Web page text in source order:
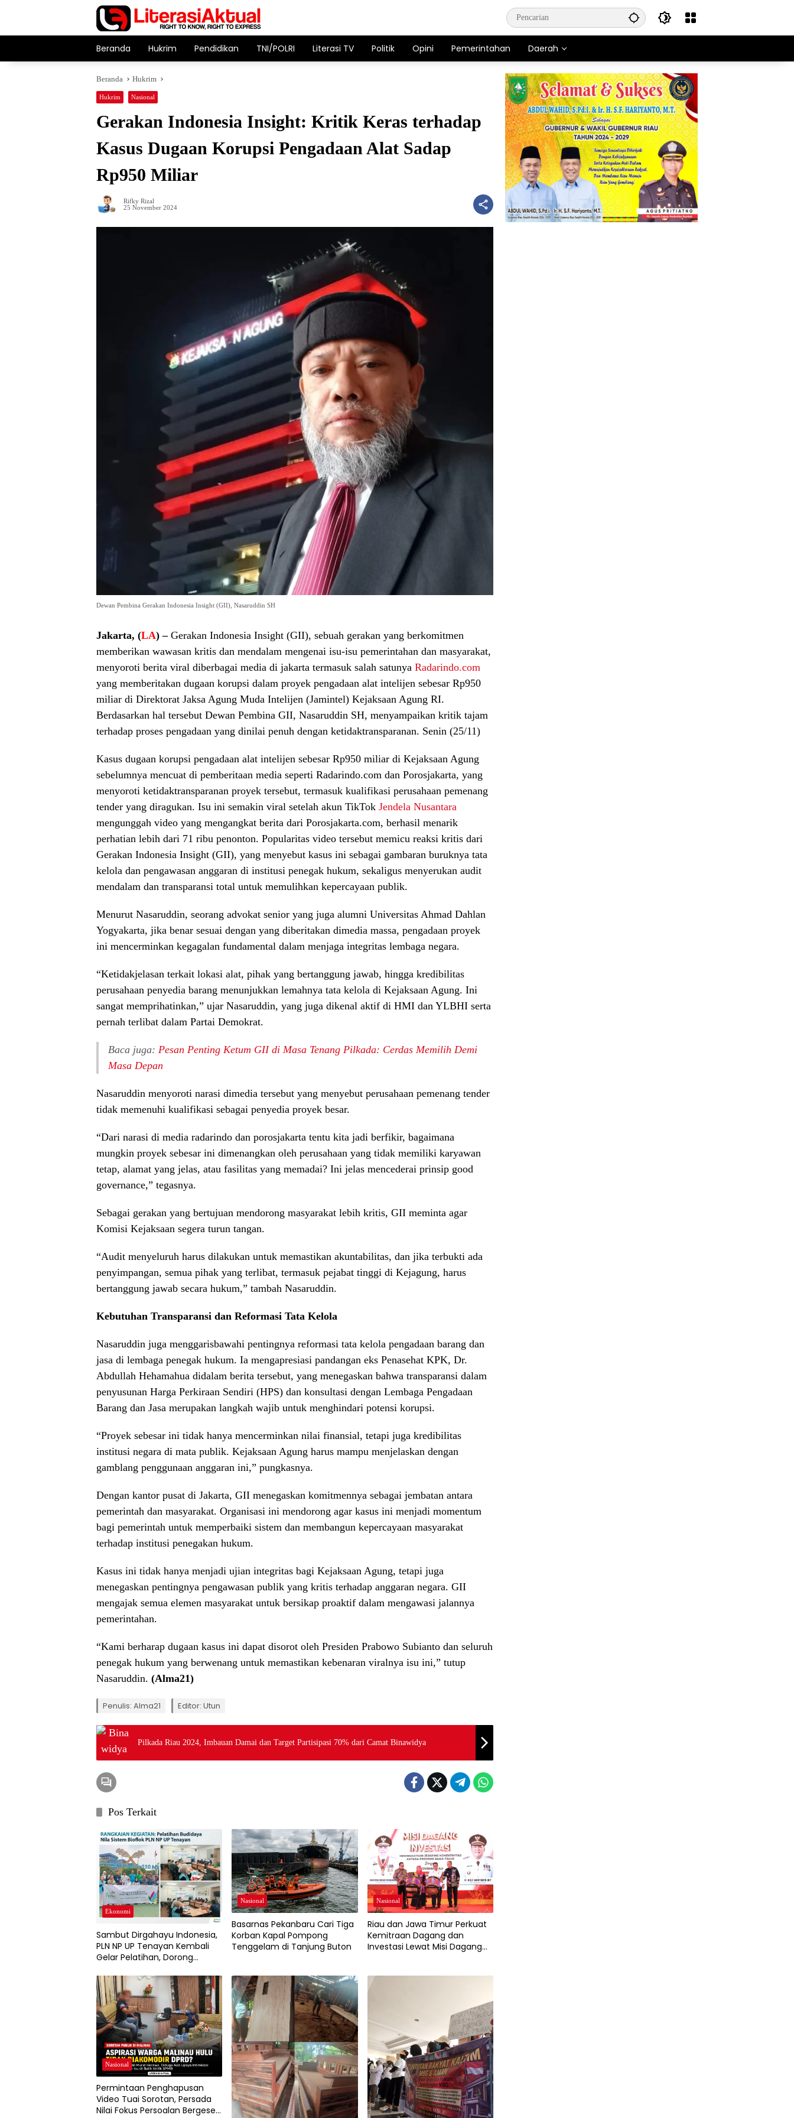
Beranda Hukrim Pendidikan TNI/POLRI Literasi TV Politik Opini Pemerintahan Daerah
Beranda Hukrim
Hukrim Nasional
Gerakan Indonesia Insight: Kritik Keras terhadap
Kasus Dugaan Korupsi Pengadaan Alat Sadap
Rp950 Miliar
Rifky Rizal
25 November 2024
Dewan Pembina Gerakan Indonesia Insight (GII), Nasaruddin SH
Jakarta, (LA) –Gerakan Indonesia Insight (GII), sebuah gerakan yang berkomitmen
memberikan wawasan kritis dan mendalam mengenai isu-isu pemerintahan dan masyarakat,
menyoroti berita viral diberbagai media di jakarta termasuk salah satunya Radarindo.com
yang memberitakan dugaan korupsi dalam proyek pengadaan alat intelijen sebesar Rp950
miliar di Direktorat Jaksa Agung Muda Intelijen (Jamintel) Kejaksaan Agung RI.
Berdasarkan hal tersebut Dewan Pembina GII, Nasaruddin SH, menyampaikan kritik tajam
terhadap proses pengadaan yang dinilai penuh dengan ketidaktransparanan. Senin (25/11)
Kasus dugaan korupsi pengadaan alat intelijen sebesar Rp950 miliar di Kejaksaan Agung
sebelumnya mencuat di pemberitaan media seperti Radarindo.com dan Porosjakarta, yang
menyoroti ketidaktransparanan proyek tersebut, termasuk kualifikasi perusahaan pemenang
tender yang diragukan. Isu ini semakin viral setelah akun TikTok Jendela Nusantara
mengunggah video yang mengangkat berita dari Porosjakarta.com, berhasil menarik
perhatian lebih dari 71 ribu penonton. Popularitas video tersebut memicu reaksi kritis dari
Gerakan Indonesia Insight (GII), yang menyebut kasus ini sebagai gambaran buruknya tata
kelola dan pengawasan anggaran di institusi penegak hukum, sekaligus menyerukan audit
mendalam dan transparansi total untuk memulihkan kepercayaan publik.
Menurut Nasaruddin, seorang advokat senior yang juga alumni Universitas Ahmad Dahlan
Yogyakarta, jika benar sesuai dengan yang diberitakan dimedia massa, pengadaan proyek
ini mencerminkan kegagalan fundamental dalam menjaga integritas lembaga negara.
“Ketidakjelasan terkait lokasi alat, pihak yang bertanggung jawab, hingga kredibilitas
perusahaan penyedia barang menunjukkan lemahnya tata kelola di Kejaksaan Agung. Ini
sangat memprihatinkan,” ujar Nasaruddin, yang juga dikenal aktif di HMI dan YLBHI serta
pernah terlibat dalam Partai Demokrat.
Baca juga: Pesan Penting Ketum GII di Masa Tenang Pilkada: Cerdas Memilih Demi
Masa Depan
Nasaruddin menyoroti narasi dimedia tersebut yang menyebut perusahaan pemenang tender
tidak memenuhi kualifikasi sebagai penyedia proyek besar.
“Dari narasi di media radarindo dan porosjakarta tentu kita jadi berfikir, bagaimana
mungkin proyek sebesar ini dimenangkan oleh perusahaan yang tidak memiliki karyawan
tetap, alamat yang jelas, atau fasilitas yang memadai? Ini jelas mencederai prinsip good
governance,” tegasnya.
Sebagai gerakan yang bertujuan mendorong masyarakat lebih kritis, GII meminta agar
Komisi Kejaksaan segera turun tangan.
“Audit menyeluruh harus dilakukan untuk memastikan akuntabilitas, dan jika terbukti ada
penyimpangan, semua pihak yang terlibat, termasuk pejabat tinggi di Kejagung, harus
bertanggung jawab secara hukum,” tambah Nasaruddin.
Kebutuhan Transparansi dan Reformasi Tata Kelola
Nasaruddin juga menggarisbawahi pentingnya reformasi tata kelola pengadaan barang dan
jasa di lembaga penegak hukum. Ia mengapresiasi pandangan eks Penasehat KPK, Dr.
Abdullah Hehamahua didalam berita tersebut, yang menegaskan bahwa transparansi dalam
penyusunan Harga Perkiraan Sendiri (HPS) dan konsultasi dengan Lembaga Pengadaan
Barang dan Jasa merupakan langkah wajib untuk menghindari potensi korupsi.
“Proyek sebesar ini tidak hanya mencerminkan nilai finansial, tetapi juga kredibilitas
institusi negara di mata publik. Kejaksaan Agung harus mampu menjelaskan dengan
gamblang penggunaan anggaran ini,” pungkasnya.
Dengan kantor pusat di Jakarta, GII menegaskan komitmennya sebagai jembatan antara
pemerintah dan masyarakat. Organisasi ini mendorong agar kasus ini menjadi momentum
bagi pemerintah untuk memperbaiki sistem dan membangun kepercayaan masyarakat
terhadap institusi penegakan hukum.
Kasus ini tidak hanya menjadi ujian integritas bagi Kejaksaan Agung, tetapi juga
menegaskan pentingnya pengawasan publik yang kritis terhadap anggaran negara. GII
mengajak semua elemen masyarakat untuk bersikap proaktif dalam mengawasi jalannya
pemerintahan.
“Kami berharap dugaan kasus ini dapat disorot oleh Presiden Prabowo Subianto dan seluruh
penegak hukum yang berwenang untuk memastikan kebenaran viralnya isu ini,” tutup
Nasaruddin. (Alma21)
Penulis: Alma21 Editor: Utun
Pilkada Riau 2024, Imbauan Damai dan Target Partisipasi 70% dari Camat Binawidya
Pos Terkait
Ekonomi
Sambut Dirgahayu Indonesia,
PLN NP UP Tenayan Kembali
Gelar Pelatihan, Dorong
Ketahanan Pangan Warga
Nasional
Basarnas Pekanbaru Cari Tiga
Korban Kapal Pompong
Tenggelam di Tanjung Buton
Nasional
Riau dan Jawa Timur Perkuat
Kemitraan Dagang dan
Investasi Lewat Misi Dagang
Nasional
Permintaan Penghapusan
Video Tuai Sorotan, Persada
Nilai Fokus Persoalan Bergeser